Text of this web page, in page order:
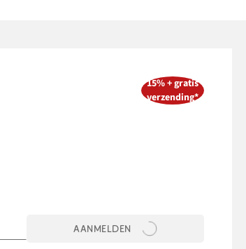
15% + gratis
verzending*
AANMELDEN